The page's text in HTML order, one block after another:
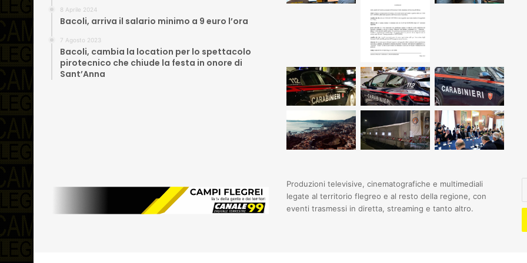
8 Aprile 2024
Bacoli, arriva il salario minimo a 9 euro l’ora
7 Agosto 2023
Bacoli, cambia la location per lo spettacolo
pirotecnico che chiude la festa in onore di
Sant’Anna
Produzioni televisive, cinematografiche e multimediali
legate al territorio flegreo e al resto della regione, con
eventi trasmessi in diretta, streaming e tanto altro.